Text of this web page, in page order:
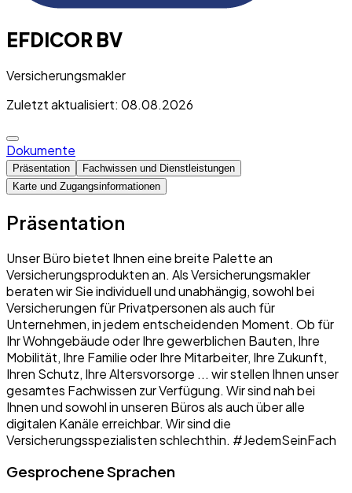
EFDICOR BV
Versicherungsmakler
Zuletzt aktualisiert: 08.08.2026
Dokumente
Präsentation
Fachwissen und Dienstleistungen
Karte und Zugangsinformationen
Präsentation
Unser Büro bietet Ihnen eine breite Palette an
Versicherungsprodukten an. Als Versicherungsmakler
beraten wir Sie individuell und unabhängig, sowohl bei
Versicherungen für Privatpersonen als auch für
Unternehmen, in jedem entscheidenden Moment. Ob für
Ihr Wohngebäude oder Ihre gewerblichen Bauten, Ihre
Mobilität, Ihre Familie oder Ihre Mitarbeiter, Ihre Zukunft,
Ihren Schutz, Ihre Altersvorsorge ... wir stellen Ihnen unser
gesamtes Fachwissen zur Verfügung. Wir sind nah bei
Ihnen und sowohl in unseren Büros als auch über alle
digitalen Kanäle erreichbar. Wir sind die
Versicherungsspezialisten schlechthin. #JedemSeinFach
Gesprochene Sprachen